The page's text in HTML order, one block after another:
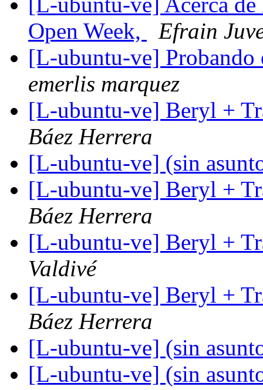
Open Week,
Efrain
[L-ubuntu-ve] Probando
emerlis marquez
[L-ubuntu-ve] Beryl +
Báez Herrera
[L-ubuntu-ve] (sin
[L-ubuntu-ve] Beryl +
Báez Herrera
[L-ubuntu-ve] Beryl +
Valdivé
[L-ubuntu-ve] Beryl +
Báez Herrera
[L-ubuntu-ve] (sin
[L-ubuntu-ve] (sin